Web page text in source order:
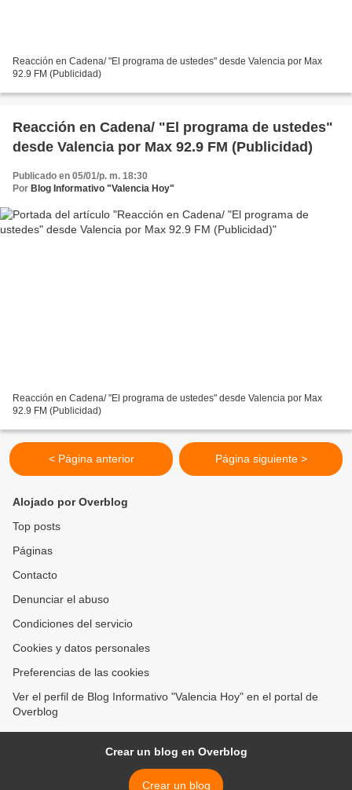
Reacción en Cadena/ "El programa de ustedes" desde Valencia por Max
92.9 FM (Publicidad)
Reacción en Cadena/ "El programa de ustedes"
desde Valencia por Max 92.9 FM (Publicidad)
Publicado en 05/01/p. m. 18:30
Por Blog Informativo "Valencia Hoy"
Reacción en Cadena/ "El programa de ustedes" desde Valencia por Max
92.9 FM (Publicidad)
< Página anterior Página siguiente >
Alojado por Overblog
Top posts
Páginas
Contacto
Denunciar el abuso
Condiciones del servicio
Cookies y datos personales
Preferencias de las cookies
Ver el perfil de Blog Informativo "Valencia Hoy" en el portal de
Overblog
Crear un blog en Overblog
Crear un blog